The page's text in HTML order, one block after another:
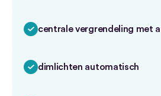
centrale vergrendeling met
dimlichten automatisch